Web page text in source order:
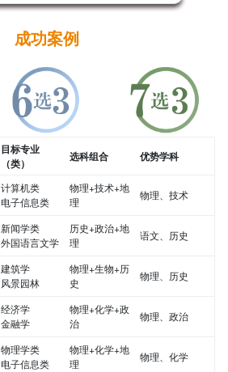
成功案例
目标专业
（类）
选科组合 优势学科
计算机类
电子信息类
物理+技术+地
理
物理、技术
新闻学类
外国语言文学
历史+政治+地
理
语文、历史
建筑学
风景园林
物理+生物+历
史
物理、历史
经济学
金融学
物理+化学+政
治
物理、政治
物理学类
电子信息类
物理+化学+地
理
物理、化学